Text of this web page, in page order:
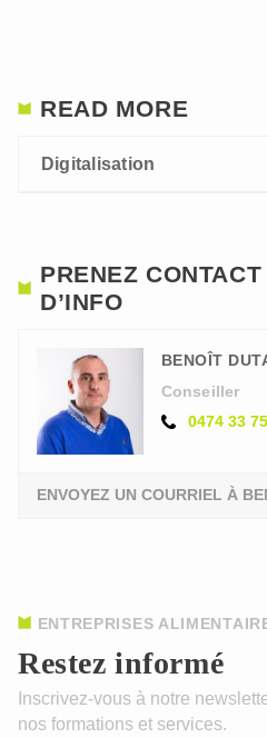
READ MORE
Digitalisation
PRENEZ
D’INFO
BENOÎT
Conseiller
0474 33
ENVOYEZ UN COURRIEL À
Restez informé
ENTREPRISES
Inscrivez-vous à notre
nos formations et services.